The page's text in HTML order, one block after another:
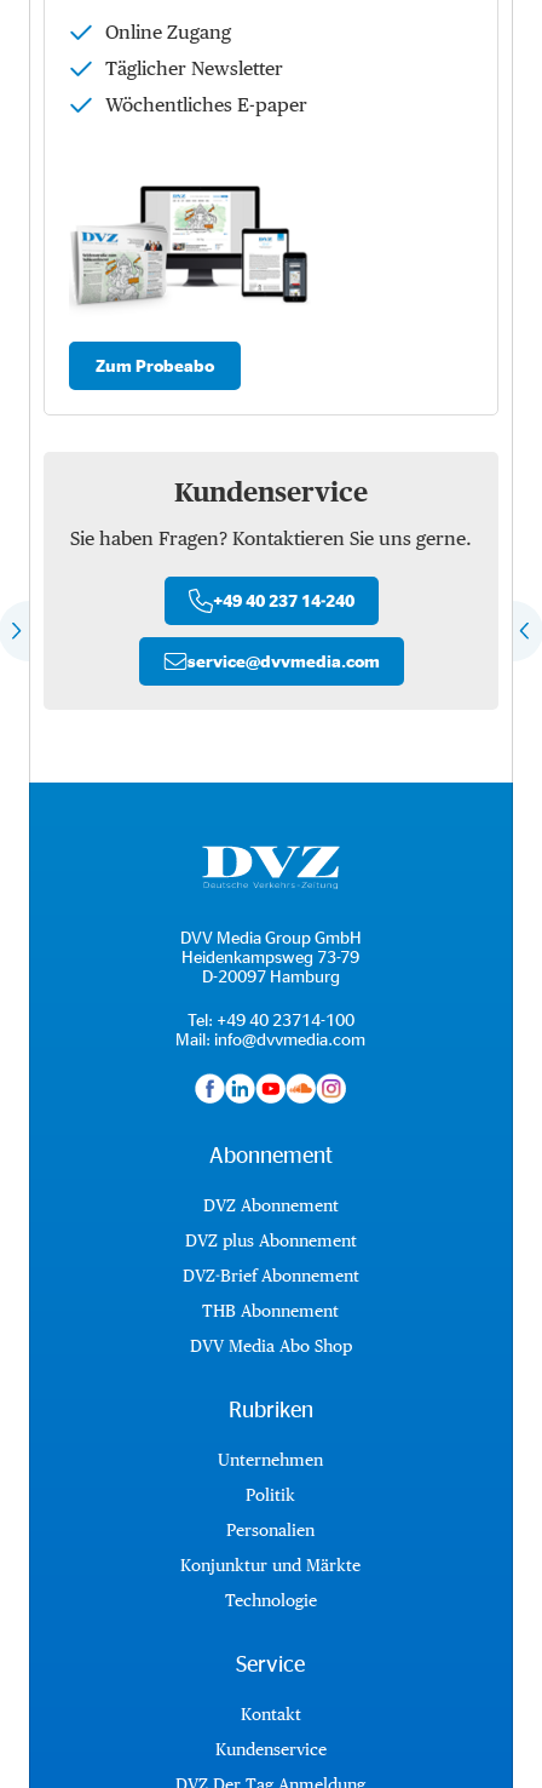
Online Zugang
Täglicher Newsletter
Wöchentliches E-paper
Zum Probeabo
Kundenservice
Sie haben Fragen? Kontaktieren Sie uns gerne.
+49 40 237 14-240
service@dvvmedia.com
DVV Media Group GmbH
Heidenkampsweg 73-79
D-20097 Hamburg
Tel: +49 40 23714-100
Mail: info@dvvmedia.com
Abonnement
DVZ Abonnement
DVZ plus Abonnement
DVZ-Brief Abonnement
THB Abonnement
DVV Media Abo Shop
Rubriken
Unternehmen
Politik
Personalien
Konjunktur und Märkte
Technologie
Service
Kontakt
Kundenservice